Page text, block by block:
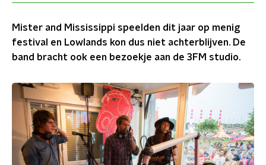
Mister and Mississippi speelden dit jaar op menig
festival en Lowlands kon dus niet achterblijven. De
band bracht ook een bezoekje aan de 3FM studio.